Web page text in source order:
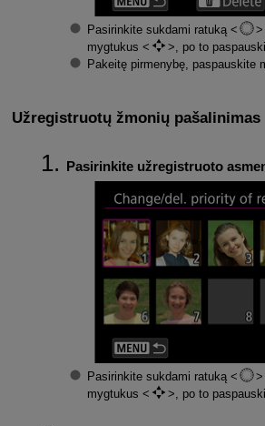
Pasirinkite sukdami ratuką
mygtukus
, po to
Pakeitę pirmenybę, paspauskite
Užregistruotų žmonių pašalinimas
Pasirinkite užregistruoto
Pasirinkite sukdami ratuką
mygtukus
, po to